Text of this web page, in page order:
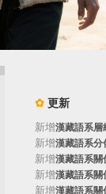
✿ 更新
新增漢藏語系層
新增漢藏語系分
新增漢藏語系關
新增漢藏語系關
新增漢藏語系關